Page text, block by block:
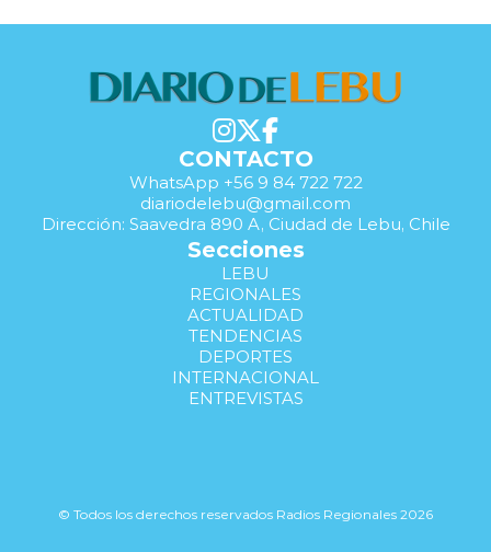
CONTACTO
WhatsApp +56 9 84 722 722
diariodelebu@gmail.com
Dirección: Saavedra 890 A, Ciudad de Lebu, Chile
Secciones
LEBU
REGIONALES
ACTUALIDAD
TENDENCIAS
DEPORTES
INTERNACIONAL
ENTREVISTAS
© Todos los derechos reservados Radios Regionales 2026